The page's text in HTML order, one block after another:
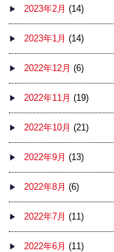
2023年2月 (14)
2023年1月 (14)
2022年12月 (6)
2022年11月 (19)
2022年10月 (21)
2022年9月 (13)
2022年8月 (6)
2022年7月 (11)
2022年6月 (11)